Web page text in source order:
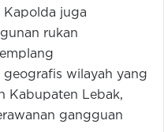
Kapolda juga
rukan
wilayah yang
Kabupaten Lebak,
gangguan